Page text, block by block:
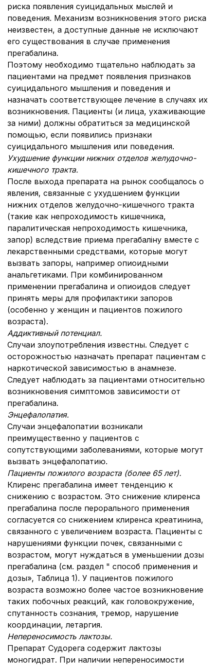
риска появления суицидальных мыслей и
поведения. Механизм возникновения этого риска
неизвестен, а доступные данные не исключают
его существования в случае применения
прегабалина.
Поэтому необходимо тщательно наблюдать за
пациентами на предмет появления признаков
суицидального мышления и поведения и
назначать соответствующее лечение в случаях их
возникновения. Пациенты (и лица, ухаживающие
за ними) должны обратиться за медицинской
помощью, если появились признаки
суицидального мышления или поведения.
Ухудшение функции нижних отделов желудочно-
кишечного тракта.
После выхода препарата на рынок сообщалось о
явления, связанные с ухудшением функции
нижних отделов желудочно-кишечного тракта
(такие как непроходимость кишечника,
паралитическая непроходимость кишечника,
запор) вследствие приема прегабаліну вместе с
лекарственными средствами, которые могут
вызвать запоры, например опиоидными
анальгетиками. При комбинированном
применении прегабалина и опиоидов следует
принять меры для профилактики запоров
(особенно у женщин и пациентов пожилого
возраста).
Аддиктивный потенциал.
Случаи злоупотребления известны. Следует с
осторожностью назначать препарат пациентам с
наркотической зависимостью в анамнезе.
Следует наблюдать за пациентами относительно
возникновения симптомов зависимости от
прегабалина.
Энцефалопатия.
Случаи энцефалопатии возникали
преимущественно у пациентов с
сопутствующими заболеваниями, которые могут
вызвать энцефалопатию.
Пациенты пожилого возраста (более 65 лет).
Клиренс прегабалина имеет тенденцию к
снижению с возрастом. Это снижение клиренса
прегабалина после перорального применения
согласуется со снижением клиренса креатинина,
связанного с увеличением возраста. Пациенты с
нарушениями функции почек, связанными с
возрастом, могут нуждаться в уменьшении дозы
прегабалина (см. раздел " способ применения и
дозы», Таблица 1). У пациентов пожилого
возраста возможно более частое возникновение
таких побочных реакций, как головокружение,
спутанность сознания, тремор, нарушение
координации, летаргия.
Непереносимость лактозы.
Препарат Судорега содержит лактозы
моногидрат. При наличии непереносимости